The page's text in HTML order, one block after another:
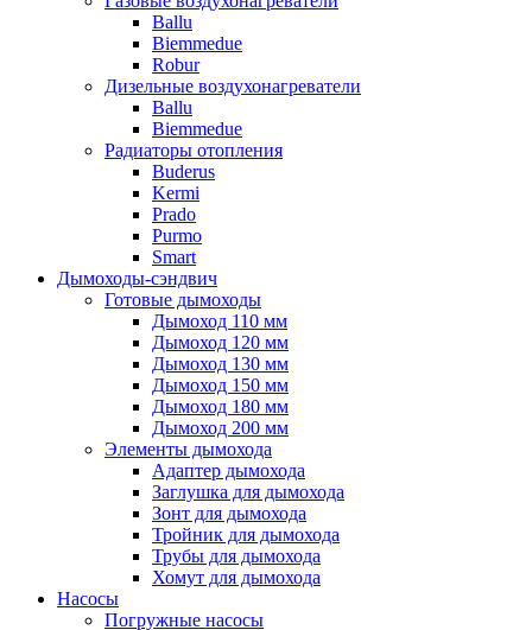
Ballu
Biemmedue
Robur
Дизельные воздухонагреватели
Ballu
Biemmedue
Радиаторы отопления
Buderus
Kermi
Prado
Purmo
Smart
Дымоходы-сэндвич
Готовые дымоходы
Дымоход 110 мм
Дымоход 120 мм
Дымоход 130 мм
Дымоход 150 мм
Дымоход 180 мм
Дымоход 200 мм
Элементы дымохода
Адаптер дымохода
Заглушка для дымохода
Зонт для дымохода
Тройник для дымохода
Трубы для дымохода
Хомут для дымохода
Насосы
Погружные насосы